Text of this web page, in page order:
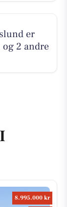
er
2 andre
8.995.000 kr